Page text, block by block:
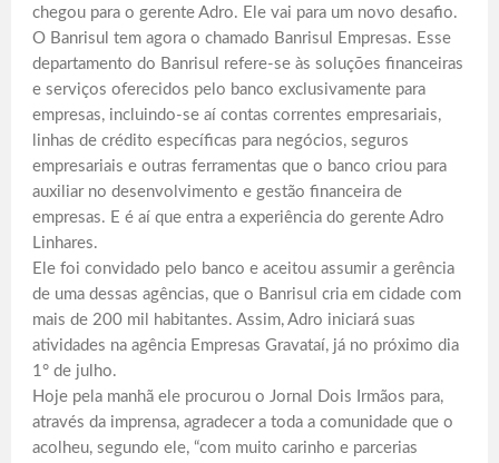
chegou para o gerente Adro. Ele vai para um novo desafio.
O Banrisul tem agora o chamado Banrisul Empresas. Esse
departamento do Banrisul refere-se às soluções financeiras
e serviços oferecidos pelo banco exclusivamente para
empresas, incluindo-se aí contas correntes empresariais,
linhas de crédito específicas para negócios, seguros
empresariais e outras ferramentas que o banco criou para
auxiliar no desenvolvimento e gestão financeira de
empresas. E é aí que entra a experiência do gerente Adro
Linhares.
Ele foi convidado pelo banco e aceitou assumir a gerência
de uma dessas agências, que o Banrisul cria em cidade com
mais de 200 mil habitantes. Assim, Adro iniciará suas
atividades na agência Empresas Gravataí, já no próximo dia
1° de julho.
Hoje pela manhã ele procurou o Jornal Dois Irmãos para,
através da imprensa, agradecer a toda a comunidade que o
acolheu, segundo ele, “com muito carinho e parcerias